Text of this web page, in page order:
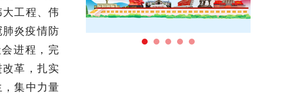
工程、伟
炎疫情防
进程，完
革，扎实
集中力量